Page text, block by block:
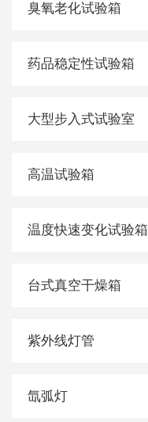
臭氧老化试验箱
药品稳定性试验箱
大型步入式试验室
高温试验箱
温度快速变化试验箱
台式真空干燥箱
紫外线灯管
氙弧灯